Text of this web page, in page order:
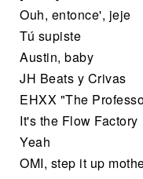
Ouh, entonce', jeje
Tú supiste
Austin, baby
JH Beats y Crivas
EHXX "The
It's the Flow Factory
Yeah
OMI, step it up